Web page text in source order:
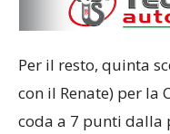
Per il resto, quinta
con il Renate) per la
coda a 7 punti dalla